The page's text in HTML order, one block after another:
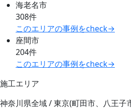
海老名市
308件
このエリアの事例をcheck→
座間市
204件
このエリアの事例をcheck→
施工エリア
神奈川県全域 / 東京(町田市、八王子